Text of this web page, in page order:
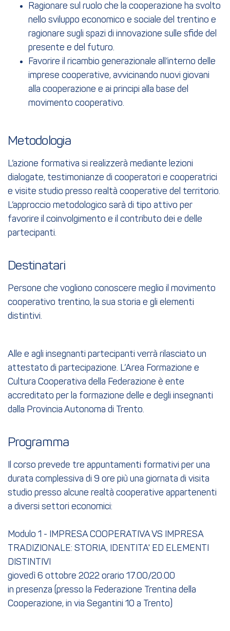
Ragionare sul ruolo che la cooperazione ha svolto
nello sviluppo economico e sociale del trentino e
ragionare sugli spazi di innovazione sulle sfide del
presente e del futuro.
Favorire il ricambio generazionale all’interno delle
imprese cooperative, avvicinando nuovi giovani
alla cooperazione e ai principi alla base del
movimento cooperativo.
Metodologia
L’azione formativa si realizzerà mediante lezioni
dialogate, testimonianze di cooperatori e cooperatrici
e visite studio presso realtà cooperative del territorio.
L’approccio metodologico sarà di tipo attivo per
favorire il coinvolgimento e il contributo dei e delle
partecipanti.
Destinatari
Persone che vogliono conoscere meglio il movimento
cooperativo trentino, la sua storia e gli elementi
distintivi.
Alle e agli insegnanti partecipanti verrà rilasciato un
attestato di partecipazione. L’Area Formazione e
Cultura Cooperativa della Federazione è ente
accreditato per la formazione delle e degli insegnanti
dalla Provincia Autonoma di Trento.
Programma
Il corso prevede tre appuntamenti formativi per una
durata complessiva di 9 ore più una giornata di visita
studio presso alcune realtà cooperative appartenenti
a diversi settori economici:
Modulo 1 - IMPRESA COOPERATIVA VS IMPRESA
TRADIZIONALE: STORIA, IDENTITA' ED ELEMENTI
DISTINTIVI
giovedì 6 ottobre 2022 orario 17.00/20.00
in presenza (presso la Federazione Trentina della
Cooperazione, in via Segantini 10 a Trento)